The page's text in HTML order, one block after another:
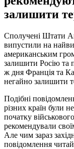
залишити
Сполучені Штати
випустили на
американським
залишити Росію та
ж дня Франція та
негайно залишити
Подібні
різних країн були
початку
рекомендували
Але чим зараз
повідомлення